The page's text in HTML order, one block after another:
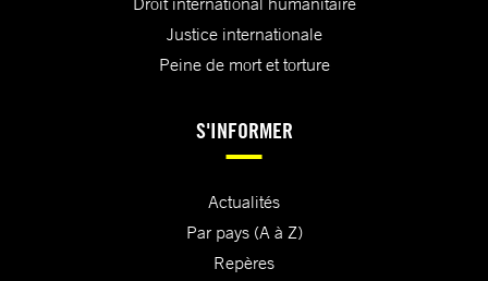
Justice internationale
Peine de mort et torture
S'INFORMER
Actualités
Par pays (A à Z)
Repères